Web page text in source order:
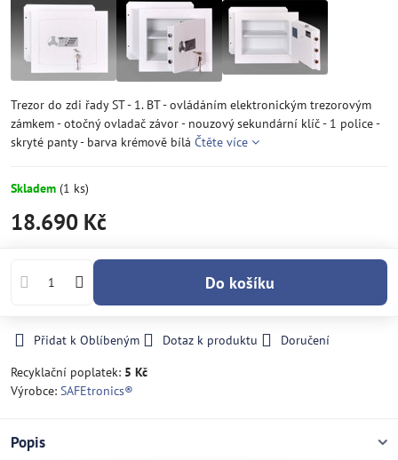
Trezor do zdi řady ST - 1. BT - ovládáním elektronickým trezorovým
zámkem - otočný ovladač závor - nouzový sekundární klíč - 1 police -
skryté panty - barva krémově bílá Čtěte více
Skladem (1 ks)
18.690 Kč
Do košíku
Přidat k Oblíbeným Dotaz k produktu
Doručení
Recyklační poplatek: 5 Kč
Výrobce: SAFEtronics®
Popis